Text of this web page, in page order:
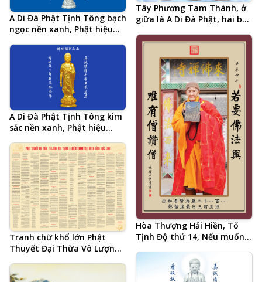
Tây Phương Tam Thánh, ở
giữa là A Di Đà Phật, hai bên
Quan Thế Âm Bồ Tát
A Di Đà Phật Tịnh Tông bạch
ngọc nền xanh, Phật hiệu
đắc cả đời học Phật của Hòa
Thượng Tịnh Không, hình
Phật chất lượng cao, kích
thước lớn, ảnh chiều ngang
Hòa Thượng Hải Hiền, Tổ
Tịnh Độ thứ 14, Nếu muốn
Tăng khen Tăng, pháp ngữ
tiếng Trung
A Di Đà Phật Tịnh Tông kim
sắc nền xanh, Phật hiệu
đắc cả đời học Phật của Hòa
Thượng Tịnh Không, hình
Phật chất lượng cao, kích
thước lớn, ảnh chiều ngang
Tranh chữ khổ lớn Phật
Thuyết Đại Thừa Vô Lượng
Tịnh Bình Đẳng Giác Kinh